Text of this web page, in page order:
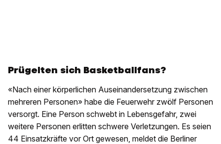
Prügelten sich Basketballfans?
«Nach einer körperlichen Auseinandersetzung zwischen
mehreren Personen» habe die Feuerwehr zwölf Personen
versorgt. Eine Person schwebt in Lebensgefahr, zwei
weitere Personen erlitten schwere Verletzungen. Es seien
44 Einsatzkräfte vor Ort gewesen, meldet die Berliner